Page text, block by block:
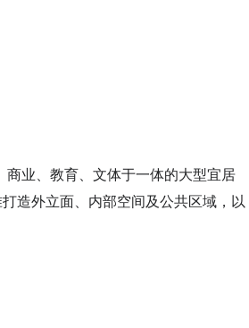
商业、教育、文体于一体的大型宜居
造外立面、内部空间及公共区域，以